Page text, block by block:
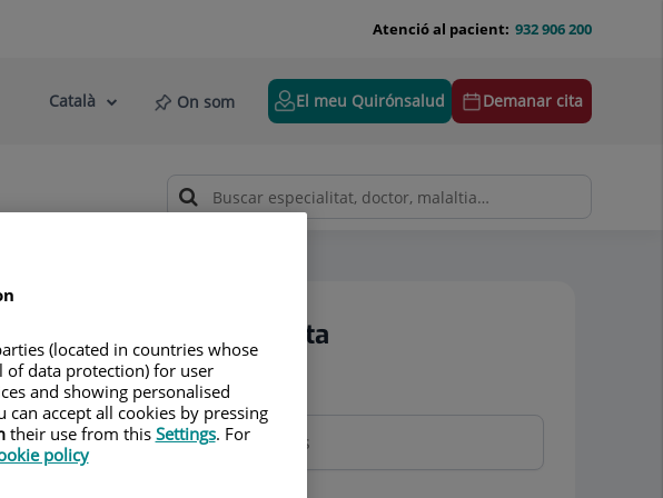
932 906 200
Atenció al pacient:
Selector
Llenguatge
Català On som El meu Quirónsalud Demanar cita
Demanar cita
Nom i cognoms
(located in countries whose
of data protection) for user
and showing personalised
accept all cookies by pressing
their use from this Settings. For
policy